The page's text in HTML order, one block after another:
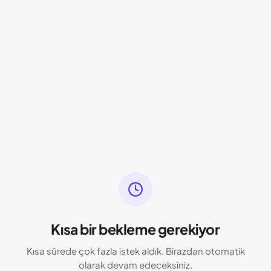
Kısa bir bekleme gerekiyor
Kısa sürede çok fazla istek aldık. Birazdan otomatik
olarak devam edeceksiniz.